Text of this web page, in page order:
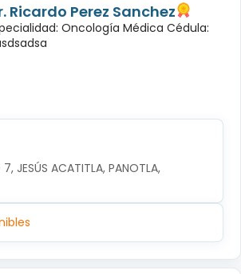
Ricardo Perez Sanchez
Oncología Médica Cédula:
7, JESÚS ACATITLA, PANOTLA,